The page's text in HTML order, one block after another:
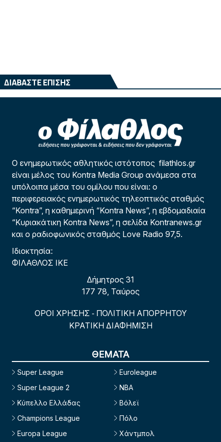
ΔΙΑΒΑΣΤΕ ΕΠΙΣΗΣ
Ο ενημερωτικός αθλητικός ιστότοπος filathlos.gr
είναι μέλος του Kontra Media Group ανάμεσα στα
υπόλοιπα μέσα του ομίλου που είναι: ο
περιφερειακός ενημερωτικός τηλεοπτικός σταθμός
“Kontra”, η καθημερινή “Kontra News”, η εβδομαδιαία
“Κυριακάτικη Kontra News”, η σελίδα Kontranews.gr
και ο ραδιοφωνικός σταθμός Love Radio 97,5.
Ιδιοκτησία:
ΦΙΛΑΘΛΟΣ ΙΚΕ
Δήμητρος 31
177 78, Ταύρος
ΟΡΟΙ ΧΡΗΣΗΣ - ΠΟΛΙΤΙΚΗ ΑΠΟΡΡΗΤΟΥ
ΚΡΑΤΙΚΗ ΔΙΑΦΗΜΙΣΗ
ΘΕΜΑΤΑ
Super League
Super League 2
Κύπελλο Ελλάδας
Champions League
Europa League
Euroleague
NBA
Βόλεϊ
Πόλο
Χάντμπολ